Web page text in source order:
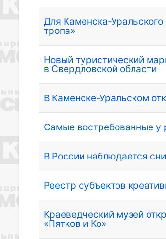
Для Каменска-
тропа»
Новый туристический
в Свердловской области
В Каменске-Уральском
Самые востребованные у
В России наблюдается
Реестр субъектов
Краеведческий музей
«Пятков и Ко»